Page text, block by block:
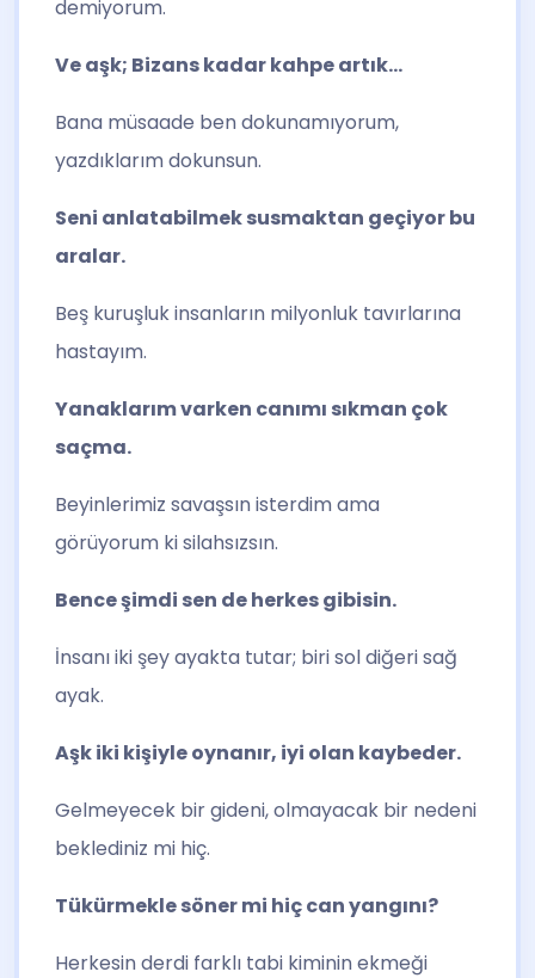
demiyorum.
Ve aşk; Bizans kadar kahpe artık…
Bana müsaade ben dokunamıyorum,
yazdıklarım dokunsun.
Seni anlatabilmek susmaktan geçiyor bu
aralar.
Beş kuruşluk insanların milyonluk tavırlarına
hastayım.
Yanaklarım varken canımı sıkman çok
saçma.
Beyinlerimiz savaşsın isterdim ama
görüyorum ki silahsızsın.
Bence şimdi sen de herkes gibisin.
İnsanı iki şey ayakta tutar; biri sol diğeri sağ
ayak.
Aşk iki kişiyle oynanır, iyi olan kaybeder.
Gelmeyecek bir gideni, olmayacak bir nedeni
beklediniz mi hiç.
Tükürmekle söner mi hiç can yangını?
Herkesin derdi farklı tabi kiminin ekmeği